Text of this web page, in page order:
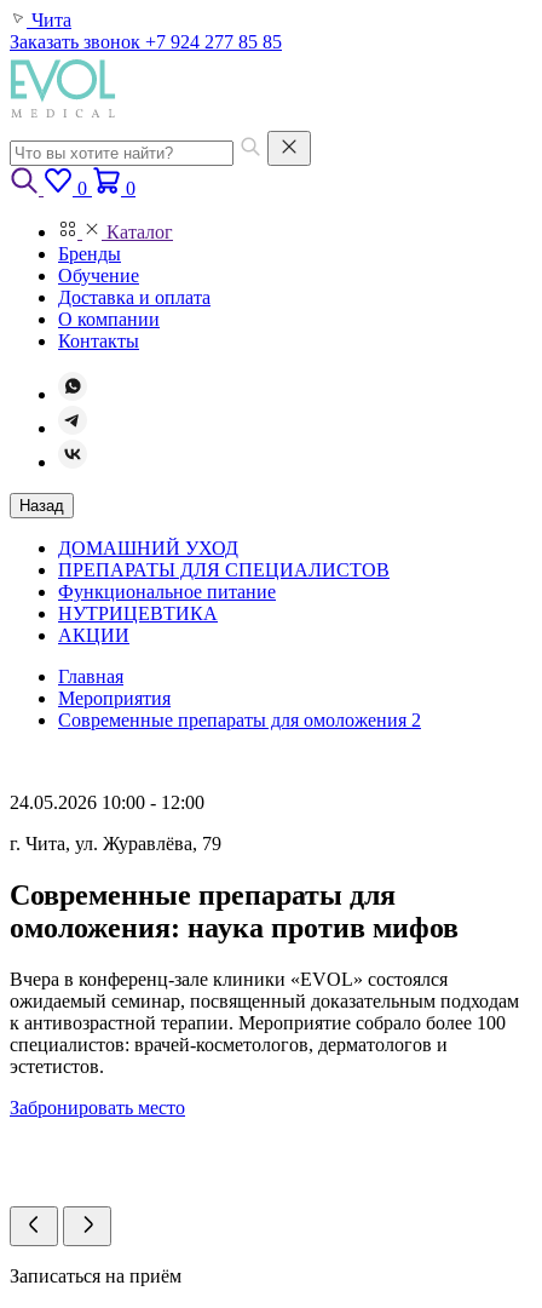
Чита
Заказать звонок +7 924 277 85 85
0 0
Каталог
Бренды
Обучение
Доставка и оплата
О компании
Контакты
Назад
ДОМАШНИЙ УХОД
ПРЕПАРАТЫ ДЛЯ СПЕЦИАЛИСТОВ
Функциональное питание
НУТРИЦЕВТИКА
АКЦИИ
Главная
Мероприятия
Современные препараты для омоложения 2
24.05.2026 10:00 - 12:00
г. Чита, ул. Журавлёва, 79
Современные препараты для
омоложения: наука против мифов
Вчера в конференц-зале клиники «EVOL» состоялся
ожидаемый семинар, посвященный доказательным подходам
к антивозрастной терапии. Мероприятие собрало более 100
специалистов: врачей-косметологов, дерматологов и
эстетистов.
Забронировать место
Записаться на приём